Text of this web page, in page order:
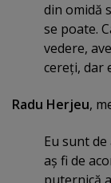
din omidă
se poate.
vedere,
cereţi, dar
Radu Herjeu,
Eu sunt
aş fi de